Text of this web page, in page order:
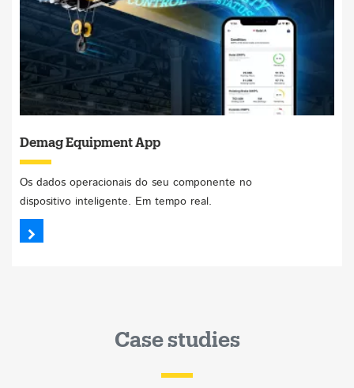
Demag Equipment App
Os dados operacionais do seu componente no
dispositivo inteligente. Em tempo real.
Case studies